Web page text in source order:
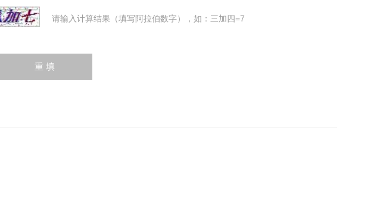
请输入计算结果（填写阿拉伯数字），如：三加四=7